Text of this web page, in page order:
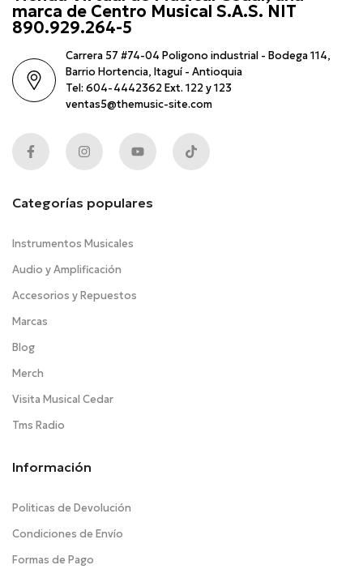
marca de Centro Musical S.A.S. NIT
890.929.264-5
Carrera 57 #74-04 Poligono industrial - Bodega 114,
Barrio Hortencia, Itaguí - Antioquia
Tel: 604-4442362 Ext. 122 y 123
ventas5@themusic-site.com
Categorías populares
Instrumentos Musicales
Audio y Amplificación
Accesorios y Repuestos
Marcas
Blog
Merch
Visita Musical Cedar
Tms Radio
Información
Politicas de Devolución
Condiciones de Envío
Formas de Pago